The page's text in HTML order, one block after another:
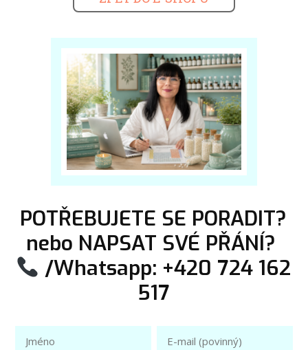
POTŘEBUJETE SE PORADIT?
nebo NAPSAT SVÉ PŘÁNÍ?
/Whatsapp: +420 724 162
517